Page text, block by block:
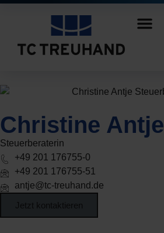
Christine Antje
Steuerberaterin
+49 201 176755-0
+49 201 176755-51
antje@tc-treuhand.de
Jetzt kontaktieren